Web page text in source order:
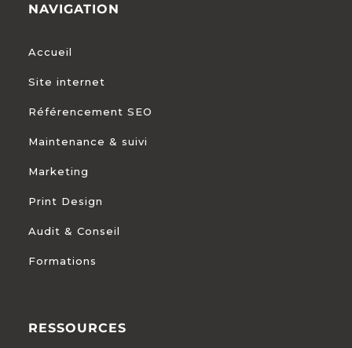
NAVIGATION
Accueil
Site internet
Référencement SEO
Maintenance & suivi
Marketing
Print Design
Audit & Conseil
Formations
RESSOURCES